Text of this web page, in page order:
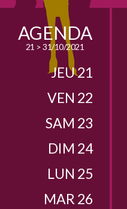
AGENDA
21 > 31/10/2021
JEU 21
VEN 22
SAM 23
DIM 24
LUN 25
MAR 26